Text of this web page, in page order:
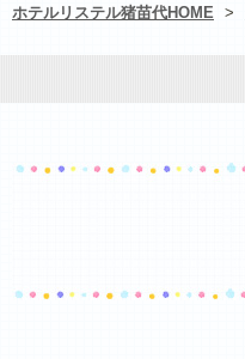
ホテルリステル猪苗代HOME >